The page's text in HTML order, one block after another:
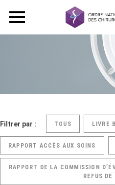
Filtrer par : TOUS LIVRE
RAPPORT ACCÈS AUX SOINS
RAPPORT DE LA COMMISSION
REFUS